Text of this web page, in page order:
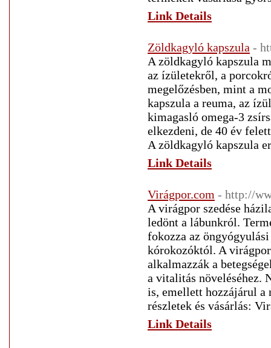
Link Details
Zöldkagyló kapszula -
A zöldkagyló kapszula
az ízületekről, a
megelőzésben, mint a
kapszula a reuma, az
kimagasló omega-3
elkezdeni, de 40 év
A zöldkagyló kapszula
Link Details
Virágpor.com - http://
A virágpor szedése
ledönt a lábunkról.
fokozza az
kórokozóktól. A
alkalmazzák a
a vitalitás növeléséhez.
is, emellett hozzájárul a
részletek és vásárlás:
Link Details